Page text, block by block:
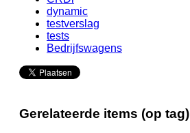
dynamic
testverslag
tests
Bedrijfswagens
Gerelateerde items (op tag)